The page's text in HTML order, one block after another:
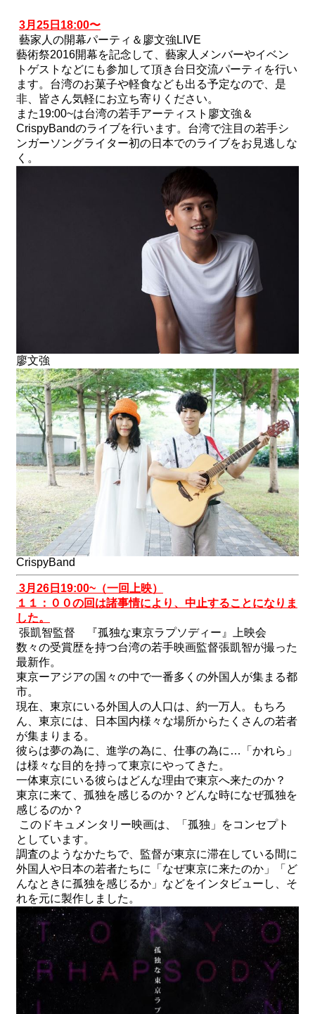
3月 25 日 18:00〜
藝家人の開幕パーティ＆廖文強 LIVE
藝術祭2016開幕を記念して、藝家人メンバーやイベン
トゲストなどにも参加して頂き台日交流パーティを行い
ます。台湾のお菓子や軽食なども出る予定なので、是
非、皆さん気軽にお立ち寄りください。
また19:00~は台湾の若手アーティスト廖文強＆
CrispyBandのライブを行います。台湾で注目の若手シ
ンガーソングライター初の日本でのライブをお見逃しな
く。
廖文強
CrispyBand
3月 26 日 19:00~ （一回上映）
１１：００の回は諸事情により、中止することになりま
した。
張凱智監督 『孤独な東京ラプソディー』上映会
数々の受賞歴を持つ台湾の若手映画監督張凱智が撮った
最新作。
東京ーアジアの国々の中で一番多くの外国人が集まる都
市。
現在、東京にいる外国人の人口は、約一万人。もちろ
ん、東京には、日本国内様々な場所からたくさんの若者
が集まりまる。
彼らは夢の為に、進学の為に、仕事の為に …
「かれら」
は様々な目的を持って東京にやってきた。
一体東京にいる彼らはどんな理由で東京へ来たのか？
東京に来て、孤独を感じるのか？どんな時になぜ孤独を
感じるのか？
このドキュメンタリー映画は、「孤独」をコンセプト
としています。
調査のようなかたちで、監督が東京に滞在している間に
外国人や日本の若者たちに「なぜ東京に来たのか」「ど
んなときに孤独を感じるか」などをインタビューし、そ
れを元に製作しました。